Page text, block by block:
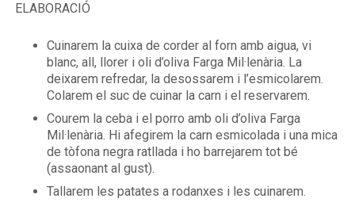
ELABORACIÓ
Cuinarem la cuixa de corder al forn amb aigua, vi
blanc, all, llorer i oli d’oliva Farga Mil·lenària. La
deixarem refredar, la desossarem i l’esmicolarem.
Colarem el suc de cuinar la carn i el reservarem.
Courem la ceba i el porro amb oli d’oliva Farga
Mil·lenària. Hi afegirem la carn esmicolada i una mica
de tòfona negra ratllada i ho barrejarem tot bé
(assaonant al gust).
Tallarem les patates a rodanxes i les cuinarem.